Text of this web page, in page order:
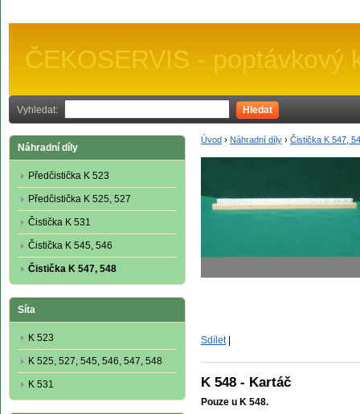
ČEKOSERVIS -
Vyhledat: Hledat
Úvod › Náhradní díly › Čistička K 547,
Sdílet
K 548 - Kartáč
Pouze u K 548.
Náhradní díly
Předčistička K 523
Předčistička K 525, 527
Čistička K 531
Čistička K 545, 546
Čistička K 547, 548
Síta
K 523
K 525, 527, 545, 546, 547, 548
K 531